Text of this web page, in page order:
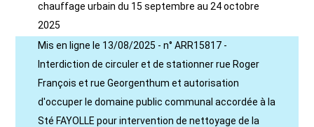
chauffage urbain du 15 septembre au 24 octobre
2025
Mis en ligne le 13/08/2025 - n° ARR15817 -
Interdiction de circuler et de stationner rue Roger
François et rue Georgenthum et autorisation
d'occuper le domaine public communal accordée à la
Sté FAYOLLE pour intervention de nettoyage de la